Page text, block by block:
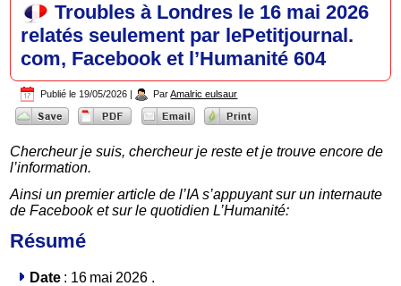
Troubles à Londres le 16 mai 2026
relatés seulement par lePetitjournal.
com, Facebook et l’Humanité 604
Publié le 19/05/2026 | Par Amalric eulsaur
Chercheur je suis, chercheur je reste et je trouve encore de
l’information.
Ainsi un premier article de l’IA s’appuyant sur un internaute
de Facebook et sur le quotidien L’Humanité:
Résumé
Date : 16 mai 2026 .